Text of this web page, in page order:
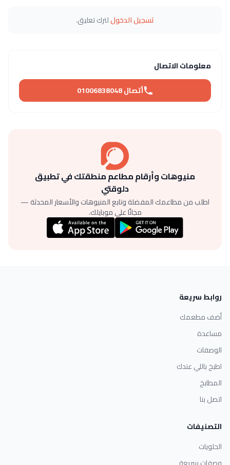
تسجيل الدخوللترك تعليق.
معلومات الاتصال
أتصال 01006838048
منيوهات وأرقام مطاعم منطقتك في تطبيق
دلوقتي
اطلب من مطاعمك المفضلة وتابع المنيوهات والأسعار المحدثة —
مجانًا على موبايلك.
روابط سريعة
أضف مطعمك
مساعدة
الوصفات
اطبخ باللي عندك
المطابخ
اتصل بنا
التصنيفات
الحلويات